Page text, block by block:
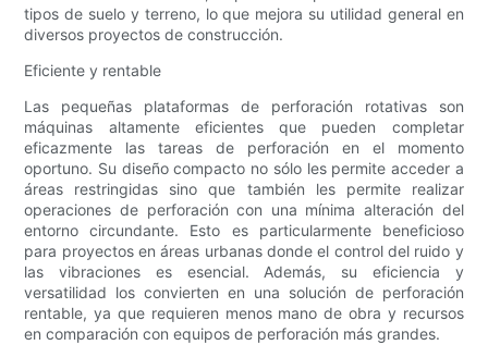
tipos de suelo y terreno, lo que mejora su utilidad general en
diversos proyectos de construcción.
Eficiente y rentable
Las pequeñas plataformas de perforación rotativas son
máquinas altamente eficientes que pueden completar
eficazmente las tareas de perforación en el momento
oportuno. Su diseño compacto no sólo les permite acceder a
áreas restringidas sino que también les permite realizar
operaciones de perforación con una mínima alteración del
entorno circundante. Esto es particularmente beneficioso
para proyectos en áreas urbanas donde el control del ruido y
las vibraciones es esencial. Además, su eficiencia y
versatilidad los convierten en una solución de perforación
rentable, ya que requieren menos mano de obra y recursos
en comparación con equipos de perforación más grandes.